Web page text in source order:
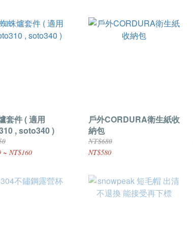
套件 ( 適用
, soto340 )
~ NT$160
戶外CORDURA衛生紙收
納包
NT$680
NT$580